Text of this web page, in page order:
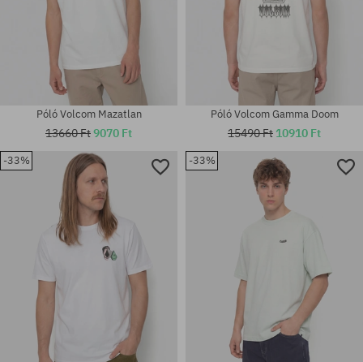
Elérhető méretek:
Elérhető méretek:
Póló Volcom Mazatlan
13660 Ft9070 Ft
Póló Volcom Gamma Doom
15490 Ft 10910 Ft
-33% -33%